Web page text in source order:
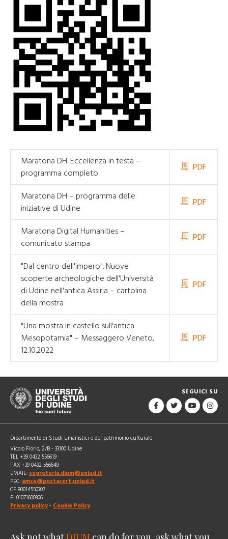
Maratona DH. Eccellenza in testa –
programma completo
.PDF
Maratona DH – programma delle
iniziative di Udine
.PDF
Maratona Digital Humanities –
comunicato stampa
.PDF
"Dal centro dell'impero". Nuove
scoperte archeologiche dell'Università
di Udine nell'antica Assiria – cartolina
della mostra
.PDF
"Una mostra in castello sull'antica
Mesopotamia" – Messaggero Veneto,
12.10.2022
.PDF
SEGUICI SU
Dipartimento di Studi umanistici e del patrimonio culturale
Vicolo Florio, 2/B - 33100 Udine
TEL +39 0432 556619
FAX +39 0432 556649
EMAIL: segreteria.dium@uniud.it
PEC: amce@postacert.uniud.it
CF 80014550307
PI 01071600306
Privacy policy - Cookie Policy